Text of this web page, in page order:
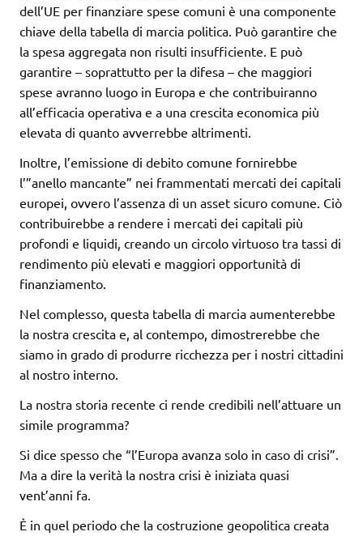
dell’UE per finanziare spese comuni è una componente
chiave della tabella di marcia politica. Può garantire che
la spesa aggregata non risulti insufficiente. E può
garantire – soprattutto per la difesa – che maggiori
spese avranno luogo in Europa e che contribuiranno
all’efficacia operativa e a una crescita economica più
elevata di quanto avverrebbe altrimenti.
Inoltre, l’emissione di debito comune fornirebbe
l’”anello mancante” nei frammentati mercati dei capitali
europei, ovvero l’assenza di un asset sicuro comune. Ciò
contribuirebbe a rendere i mercati dei capitali più
profondi e liquidi, creando un circolo virtuoso tra tassi di
rendimento più elevati e maggiori opportunità di
finanziamento.
Nel complesso, questa tabella di marcia aumenterebbe
la nostra crescita e, al contempo, dimostrerebbe che
siamo in grado di produrre ricchezza per i nostri cittadini
al nostro interno.
La nostra storia recente ci rende credibili nell’attuare un
simile programma?
Si dice spesso che “l’Europa avanza solo in caso di crisi”.
Ma a dire la verità la nostra crisi è iniziata quasi
vent’anni fa.
È in quel periodo che la costruzione geopolitica creata